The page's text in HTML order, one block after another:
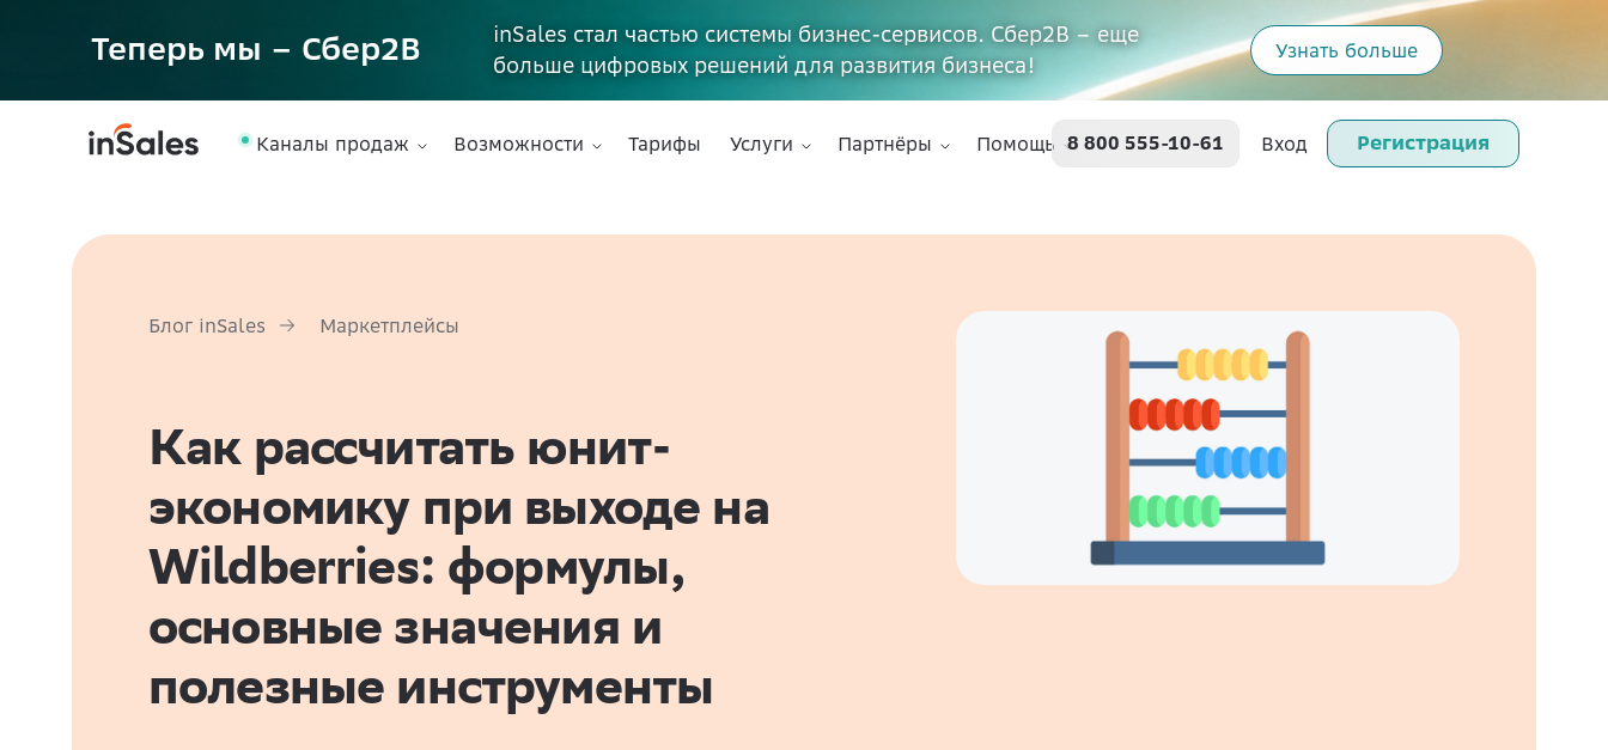
Теперь мы – Сбер2B
inSales стал частью системы бизнес-сервисов. Сбер2В – еще
больше цифровых решений для развития бизнеса!
Узнать больше
Каналы продаж Возможности Тарифы Услуги Партнёры Помощь 8 800 555-10-61 Вход Регистрация
Блог inSales Маркетплейсы
Как рассчитать юнит-
экономику при выходе на
Wildberries: формулы,
основные значения и
полезные инструменты